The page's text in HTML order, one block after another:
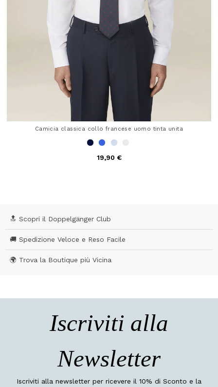
Camicia classica collo francese uomo tinta unita
19,90 €
🔝 Scopri il Doppelgänger Club
🚚 Spedizione Veloce e Reso Facile
🌍 Trova la Boutique più Vicina
Iscriviti alla
Newsletter
Iscriviti alla newsletter per ricevere il 10% di Sconto e la